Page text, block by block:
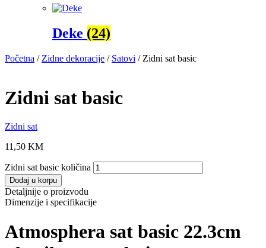
Deke (24)
Početna / Zidne dekoracije / Satovi / Zidni sat basic
Zidni sat basic
Zidni sat
11,50 KM
Zidni sat basic količina
Dodaj u korpu
Detaljnije o proizvodu
Dimenzije i specifikacije
Atmosphera sat basic 22.3cm